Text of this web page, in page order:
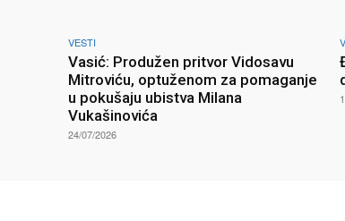
VESTI
Vasić: Produžen pritvor Vidosavu
Mitroviću, optuženom za pomaganje
u pokušaju ubistva Milana
Vukašinovića
24/07/2026